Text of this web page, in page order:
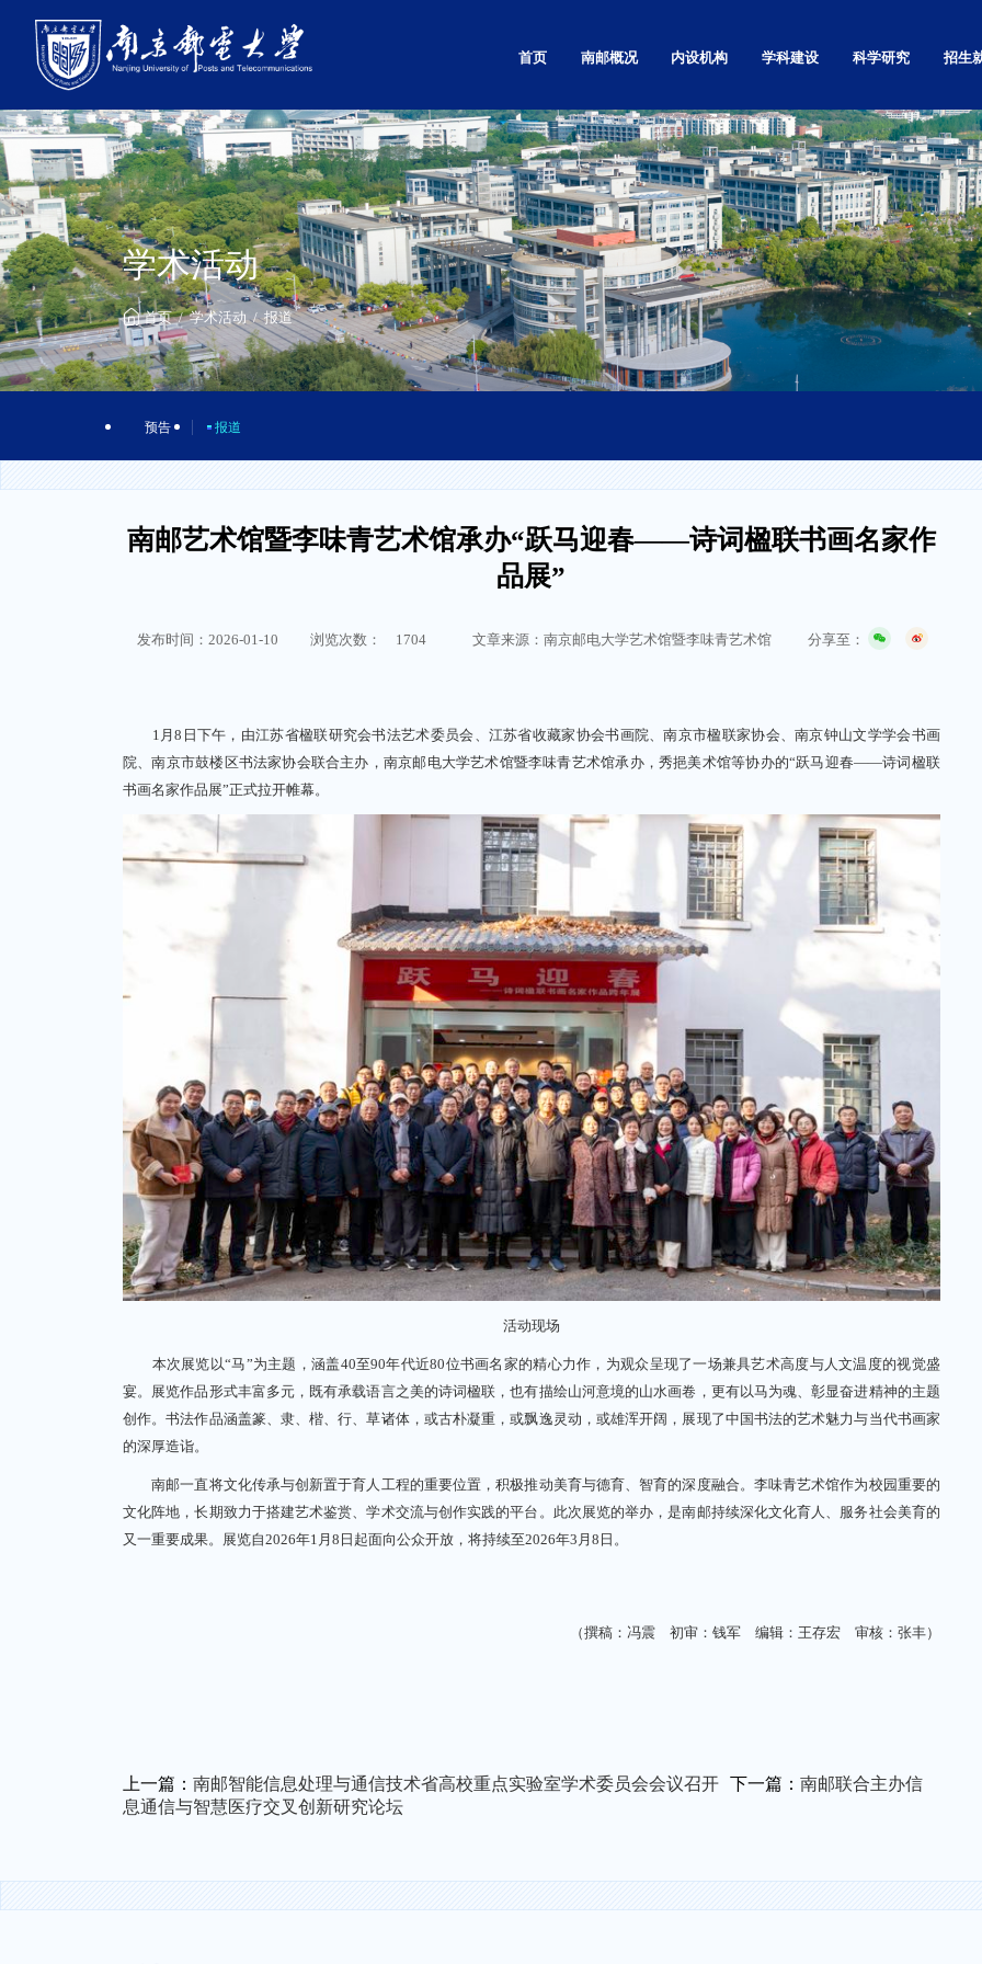
首页 南邮概况
学校章程
南邮精神
校标校训
南邮校史
南邮校歌
现任领导
视频展播
校园实景漫游
校园景色
校区地图
内设机构
教学机构
基层党的组织
科研机构
直属单位和其他
独立学院
学科建设 科学研究
社会科学研究
高等教育研究
科技基础条件平台
学术刊物
招生
研究生
留学生
继续教
就业信
学术活动
首页 学术活动 报道
预告 报道
南邮艺术馆暨李味青艺术馆承办“跃马迎春——诗词楹联书画名家作
品展”
发布时间：2026-01-10 浏览次数： 1704 文章来源：南京邮电大学艺术馆暨李味青艺术馆 分享至：
1月8日下午，由江苏省楹联研究会书法艺术委员会、江苏省收藏家协会书画院、南京市楹联家协会、南京钟山文学学会书画
院、南京市鼓楼区书法家协会联合主办，南京邮电大学艺术馆暨李味青艺术馆承办，秀挹美术馆等协办的“跃马迎春——诗词楹联
书画名家作品展”正式拉开帷幕。
活动现场
本次展览以“马”为主题，涵盖40至90年代近80位书画名家的精心力作，为观众呈现了一场兼具艺术高度与人文温度的视觉盛
宴。展览作品形式丰富多元，既有承载语言之美的诗词楹联，也有描绘山河意境的山水画卷，更有以马为魂、彰显奋进精神的主题
创作。书法作品涵盖篆、隶、楷、行、草诸体，或古朴凝重，或飘逸灵动，或雄浑开阔，展现了中国书法的艺术魅力与当代书画家
的深厚造诣。
南邮一直将文化传承与创新置于育人工程的重要位置，积极推动美育与德育、智育的深度融合。李味青艺术馆作为校园重要的
文化阵地，长期致力于搭建艺术鉴赏、学术交流与创作实践的平台。此次展览的举办，是南邮持续深化文化育人、服务社会美育的
又一重要成果。展览自2026年1月8日起面向公众开放，将持续至2026年3月8日。
（撰稿：冯震 初审：钱军 编辑：王存宏 审核：张丰）
上一篇： 南邮智能信息处理与通信技术省高校重点实验室学术委员会会议召开 下一篇： 南邮联合主办信
息通信与智慧医疗交叉创新研究论坛